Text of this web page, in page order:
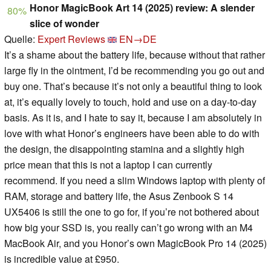
80% Honor MagicBook Art 14 (2025) review: A slender
slice of wonder
Quelle: Expert Reviews
EN→DE
It’s a shame about the battery life, because without that rather
large fly in the ointment, I’d be recommending you go out and
buy one. That’s because it’s not only a beautiful thing to look
at, it’s equally lovely to touch, hold and use on a day-to-day
basis. As it is, and I hate to say it, because I am absolutely in
love with what Honor’s engineers have been able to do with
the design, the disappointing stamina and a slightly high
price mean that this is not a laptop I can currently
recommend. If you need a slim Windows laptop with plenty of
RAM, storage and battery life, the Asus Zenbook S 14
UX5406 is still the one to go for, if you’re not bothered about
how big your SSD is, you really can’t go wrong with an M4
MacBook Air, and you Honor’s own MagicBook Pro 14 (2025)
is incredible value at £950.